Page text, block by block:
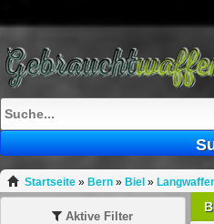
Startseite» Bern» Biel »
Aktive Filter